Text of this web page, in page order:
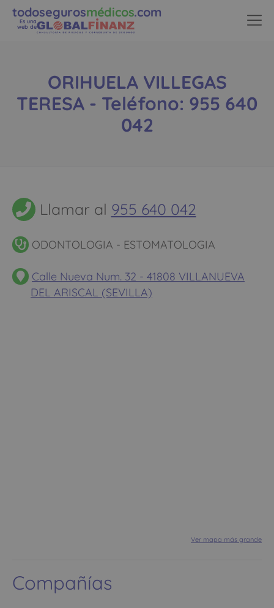
todosegurosmédicos.com
Es una
web de
ORIHUELA VILLEGAS
TERESA - Teléfono: 955 640
042
Llamar al 955 640 042
ODONTOLOGIA - ESTOMATOLOGIA
Calle Nueva Num. 32 - 41808 VILLANUEVA
DEL ARISCAL (SEVILLA)
Ver mapa más grande
Compañías